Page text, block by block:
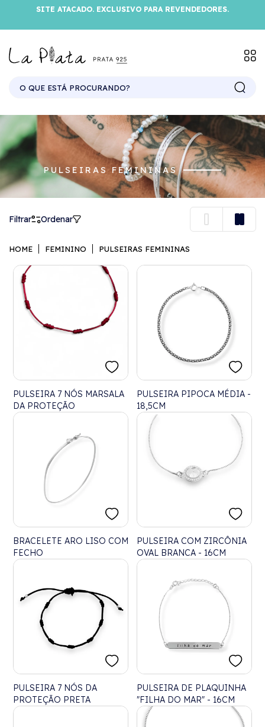
SITE ATACADO. EXCLUSIVO PARA REVENDEDORES.
PULSEIRAS FEMININAS
Filtrar Ordenar
HOME FEMININO PULSEIRAS FEMININAS
PULSEIRA 7 NÓS MARSALA
DA PROTEÇÃO
PULSEIRA PIPOCA MÉDIA -
18,5CM
BRACELETE ARO LISO COM
FECHO
PULSEIRA COM ZIRCÔNIA
OVAL BRANCA - 16CM
PULSEIRA 7 NÓS DA
PROTEÇÃO PRETA
PULSEIRA DE PLAQUINHA
"FILHA DO MAR" - 16CM